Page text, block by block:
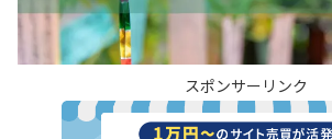
スポンサーリンク